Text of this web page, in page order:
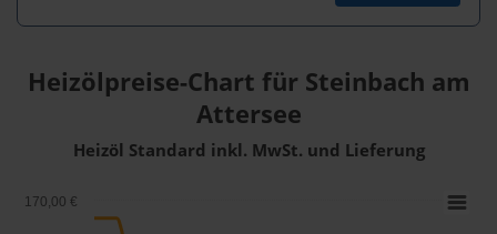
Heizölpreise-Chart für Steinbach am
Attersee
Heizöl Standard inkl. MwSt. und Lieferung
170,00 €